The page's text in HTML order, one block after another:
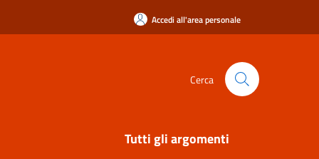
Accedi all'area personale
Cerca
Tutti gli argomenti